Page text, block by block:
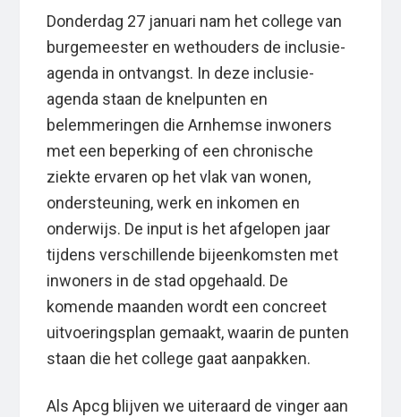
Donderdag 27 januari nam het college van
burgemeester en wethouders de inclusie-
agenda in ontvangst. In deze inclusie-
agenda staan de knelpunten en
belemmeringen die Arnhemse inwoners
met een beperking of een chronische
ziekte ervaren op het vlak van wonen,
ondersteuning, werk en inkomen en
onderwijs. De input is het afgelopen jaar
tijdens verschillende bijeenkomsten met
inwoners in de stad opgehaald. De
komende maanden wordt een concreet
uitvoeringsplan gemaakt, waarin de punten
staan die het college gaat aanpakken.
Als Apcg blijven we uiteraard de vinger aan